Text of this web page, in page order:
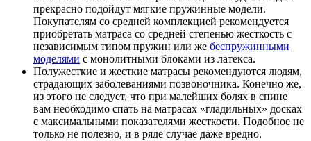
прекрасно подойдут мягкие пружинные модели.
Покупателям со средней комплекцией рекомендуется
приобретать матраса со средней степенью жесткость с
независимым типом пружин или же беспружинными
моделями с монолитными блоками из латекса.
Полужесткие и жесткие матрасы рекомендуются людям,
страдающих заболеваниями позвоночника. Конечно же,
из этого не следует, что при малейших болях в спине
вам необходимо спать на матрасах «гладильных» досках
с максимальными показателями жесткости. Подобное не
только не полезно, и в ряде случае даже вредно.